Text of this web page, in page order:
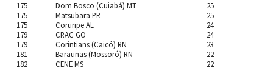
175
175
175
179
179
181
182
Dom Bosco (Cuiabá) MT
Matsubara PR
Coruripe AL
CRAC GO
Corintians (Caicó) RN
Baraunas (Mossoró) RN
CENE MS
25
25
24
24
23
22
22